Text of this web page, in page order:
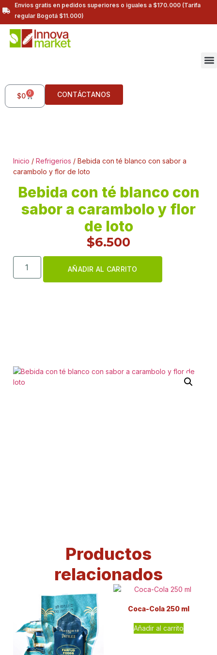
Envios gratis en pedidos superiores o iguales a $170.000 (Tarifa
regular Bogotá $11.000)
$0 0 CONTÁCTANOS
Inicio / Refrigerios / Bebida con té blanco con sabor a
carambolo y flor de loto
Bebida con té blanco con
sabor a carambolo y flor
de loto
$6.500
AÑADIR AL CARRITO
Productos
relacionados
Coca-Cola 250 ml
Añadir al carrito